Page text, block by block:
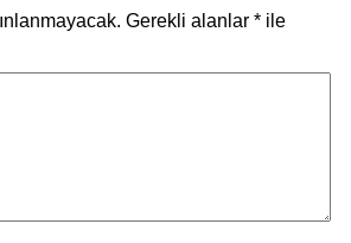
Gerekli alanlar * ile